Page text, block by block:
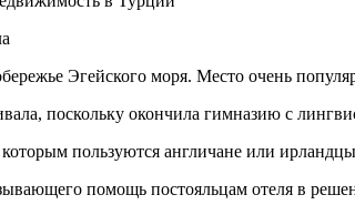
Эгейского моря. Место очень
поскольку окончила гимназию с
пользуются англичане или
помощь постояльцам отеля в